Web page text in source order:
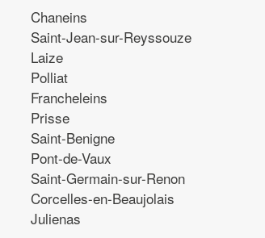
Chaneins
Saint-Jean-sur-Reyssouze
Laize
Polliat
Francheleins
Prisse
Saint-Benigne
Pont-de-Vaux
Saint-Germain-sur-Renon
Corcelles-en-Beaujolais
Julienas